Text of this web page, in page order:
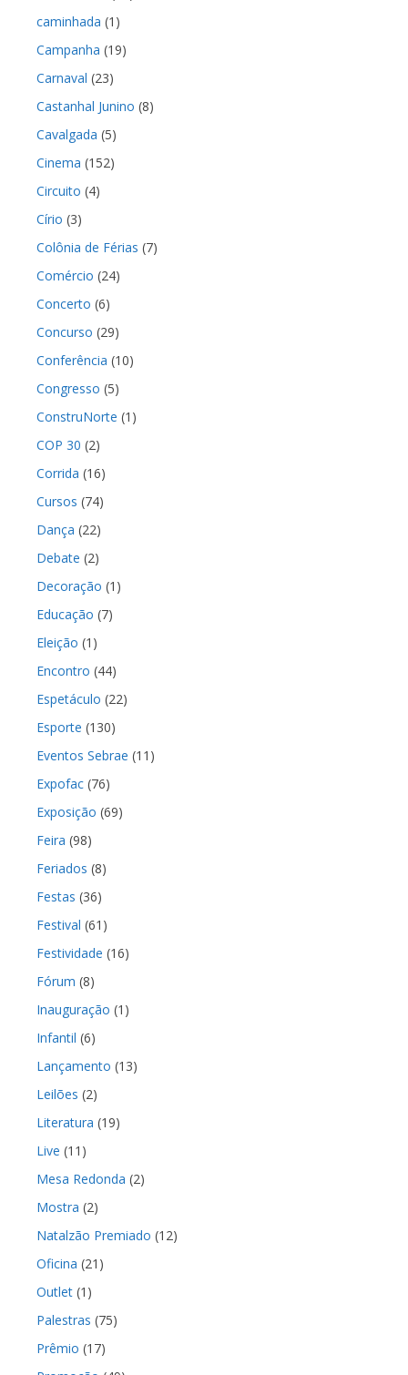
caminhada (1)
Campanha (19)
Carnaval (23)
Castanhal Junino (8)
Cavalgada (5)
Cinema (152)
Circuito (4)
Círio (3)
Colônia de Férias (7)
Comércio (24)
Concerto (6)
Concurso (29)
Conferência (10)
Congresso (5)
ConstruNorte (1)
COP 30 (2)
Corrida (16)
Cursos (74)
Dança (22)
Debate (2)
Decoração (1)
Educação (7)
Eleição (1)
Encontro (44)
Espetáculo (22)
Esporte (130)
Eventos Sebrae (11)
Expofac(76)
Exposição (69)
Feira (98)
Feriados (8)
Festas (36)
Festival (61)
Festividade (16)
Fórum (8)
Inauguração (1)
Infantil (6)
Lançamento (13)
Leilões (2)
Literatura (19)
Live (11)
Mesa Redonda (2)
Mostra (2)
Natalzão Premiado (12)
Oficina (21)
Outlet(1)
Palestras (75)
Prêmio (17)